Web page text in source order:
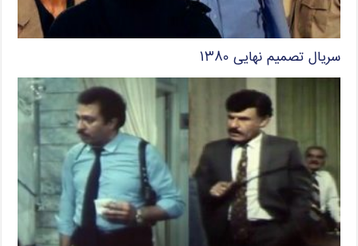
سریال تصمیم نهایی ۱۳۸۰